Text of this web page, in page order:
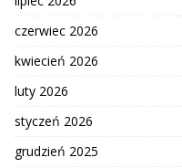
czerwiec 2026
kwiecień 2026
luty 2026
styczeń 2026
grudzień 2025